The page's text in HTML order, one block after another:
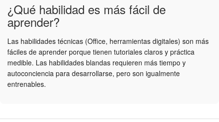
¿Qué habilidad es más fácil de
aprender?
Las habilidades técnicas (Office, herramientas digitales) son más
fáciles de aprender porque tienen tutoriales claros y práctica
medible. Las habilidades blandas requieren más tiempo y
autoconciencia para desarrollarse, pero son igualmente
entrenables.